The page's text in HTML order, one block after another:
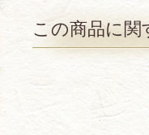
この商品に